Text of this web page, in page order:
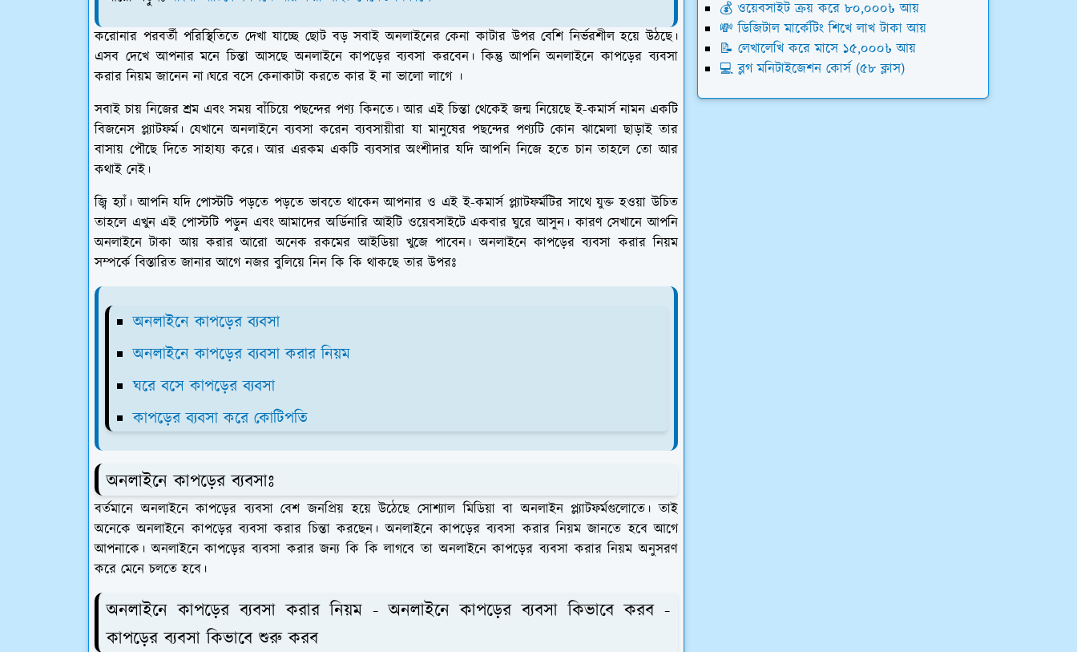
করোনার পরবর্তী পরিস্থিতিতে দেখা যাচ্ছে ছোট বড় সবাই অনলাইনের কেনা কাটার উপর বেশি নির্ভরশীল হয়ে উঠছে।
এসব দেখে আপনার মনে চিন্তা আসছে অনলাইনে কাপড়ের ব্যবসা করবেন। কিন্তু আপনি অনলাইনে কাপড়ের ব্যবসা
করার নিয়ম জানেন না।ঘরে বসে কেনাকাটা করতে কার ই না ভালো লাগে ।
সবাই চায় নিজের শ্রম এবং সময় বাঁচিয়ে পছন্দের পণ্য কিনতে। আর এই চিন্তা থেকেই জন্ম নিয়েছে ই-কমার্স নামন একটি
বিজনেস প্ল্যাটফর্ম। যেখানে অনলাইনে ব্যবসা করেন ব্যবসায়ীরা যা মানুষের পছন্দের পণ্যটি কোন ঝামেলা ছাড়াই তার
বাসায় পৌছে দিতে সাহায্য করে। আর এরকম একটি ব্যবসার অংশীদার যদি আপনি নিজে হতে চান তাহলে তো আর
কথাই নেই।
জ্বি হ্যাঁ। আপনি যদি পোস্টটি পড়তে পড়তে ভাবতে থাকেন আপনার ও এই ই-কমার্স প্ল্যাটফর্মটির সাথে যুক্ত হওয়া উচিত
তাহলে এখুন এই পোস্টটি পড়ুন এবং আমাদের অর্ডিনারি আইটি ওয়েবসাইটে একবার ঘুরে আসুন। কারণ সেখানে আপনি
অনলাইনে টাকা আয় করার আরো অনেক রকমের আইডিয়া খুজে পাবেন। অনলাইনে কাপড়ের ব্যবসা করার নিয়ম
সম্পর্কে বিস্তারিত জানার আগে নজর বুলিয়ে নিন কি কি থাকছে তার উপরঃ
অনলাইনে কাপড়ের ব্যবসা
অনলাইনে কাপড়ের ব্যবসা করার নিয়ম
ঘরে বসে কাপড়ের ব্যবসা
কাপড়ের ব্যবসা করে কোটিপতি
অনলাইনে কাপড়ের ব্যবসাঃ
বর্তমানে অনলাইনে কাপড়ের ব্যবসা বেশ জনপ্রিয় হয়ে উঠেছে সোশ্যাল মিডিয়া বা অনলাইন প্ল্যাটফর্মগুলোতে। তাই
অনেকে অনলাইনে কাপড়ের ব্যবসা করার চিন্তা করছেন। অনলাইনে কাপড়ের ব্যবসা করার নিয়ম জানতে হবে আগে
আপনাকে। অনলাইনে কাপড়ের ব্যবসা করার জন্য কি কি লাগবে তা অনলাইনে কাপড়ের ব্যবসা করার নিয়ম অনুসরণ
করে মেনে চলতে হবে।
অনলাইনে কাপড়ের ব্যবসা করার নিয়ম - অনলাইনে কাপড়ের ব্যবসা কিভাবে করব -
কাপড়ের ব্যবসা কিভাবে শুরু করব
💰 ওয়েবসাইট ক্রয় করে ৮০,০০০৳ আয়
💸 ডিজিটাল মার্কেটিং শিখে লাখ টাকা আয়
📝 লেখালেখি করে মাসে ১৫,০০০৳ আয়
💻 ব্লগ মনিটাইজেশন কোর্স (৫৮ ক্লাস)